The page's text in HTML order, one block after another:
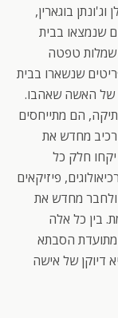
בוגארין,
שנמצאו בבית
שמלות טפטה
שנשארו בבית
של האשה שאהבו.
הם מתייחסים
מחדש את
יקחו חלק כל
פיזיקאים
ולחבר מחדש את
בין כל אלה
מתועדת הסבתא
דיוקן של אישה